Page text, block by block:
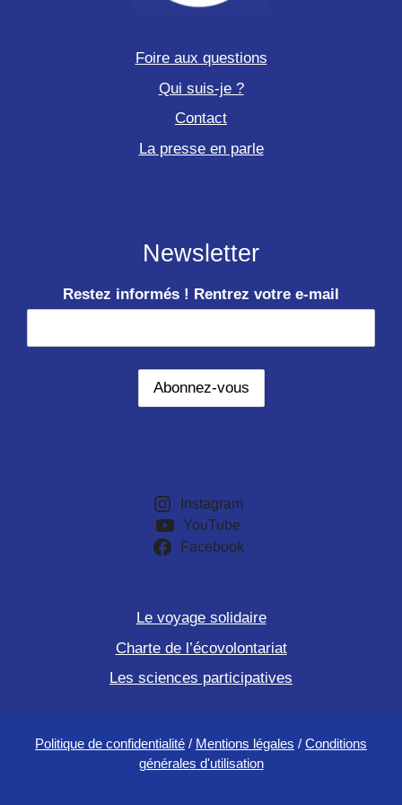
Foire aux questions
Qui suis-je ?
Contact
La presse en parle
Newsletter
Restez informés ! Rentrez votre e-mail
Instagram
YouTube
Facebook
Le voyage solidaire
Charte de l’écovolontariat
Les sciences participatives
Politique de confidentialité / Mentions légales / Conditions
générales d'utilisation